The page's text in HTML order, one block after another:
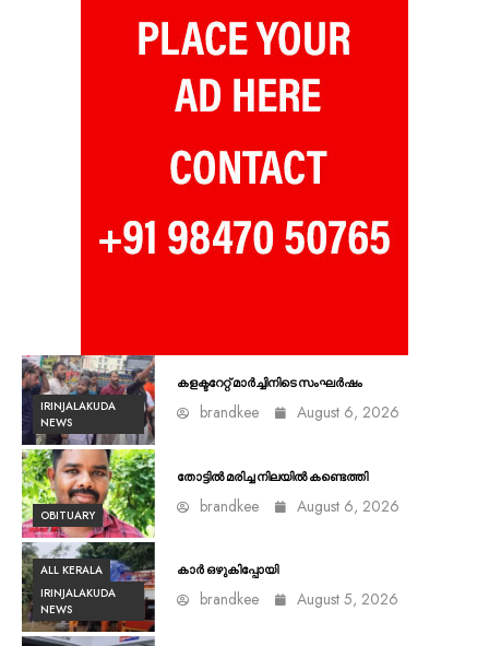
IRINJALAKUDA
NEWS
കളക്ടറേറ്റ് മാർച്ചിനിടെ സംഘർഷം
brandkee August 6, 2026
OBITUARY
തോട്ടിൽ മരിച്ച നിലയിൽ കണ്ടെത്തി
brandkee August 6, 2026
ALL KERALA
IRINJALAKUDA
NEWS
കാർ ഒഴുകിപ്പോയി
brandkee August 5, 2026